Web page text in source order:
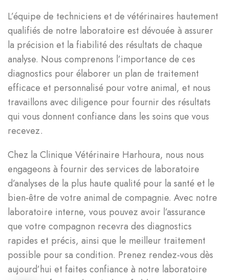
L’équipe de techniciens et de vétérinaires hautement
qualifiés de notre laboratoire est dévouée à assurer
la précision et la fiabilité des résultats de chaque
analyse. Nous comprenons l’importance de ces
diagnostics pour élaborer un plan de traitement
efficace et personnalisé pour votre animal, et nous
travaillons avec diligence pour fournir des résultats
qui vous donnent confiance dans les soins que vous
recevez.
Chez la Clinique Vétérinaire Harhoura, nous nous
engageons à fournir des services de laboratoire
d’analyses de la plus haute qualité pour la santé et le
bien-être de votre animal de compagnie. Avec notre
laboratoire interne, vous pouvez avoir l’assurance
que votre compagnon recevra des diagnostics
rapides et précis, ainsi que le meilleur traitement
possible pour sa condition. Prenez rendez-vous dès
aujourd’hui et faites confiance à notre laboratoire